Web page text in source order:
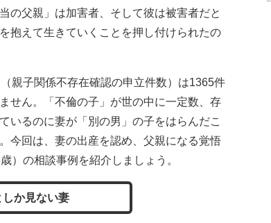
の父親」は加害者、そして彼は被害者だと
抱えて生きていくことを押し付けられたの
親子関係不存在確認の申立件数）は1365件
せん。「不倫の子」が世の中に一定数、存
いるのに妻が「別の男」の子をはらんだこ
今回は、妻の出産を認め、父親になる覚悟
）の相談事例を紹介しましょう。
か見ない妻